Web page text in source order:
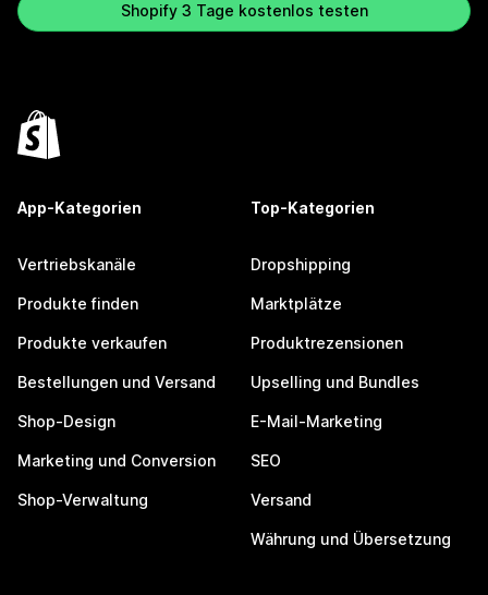
Shopify 3 Tage kostenlos testen
App-Kategorien
Vertriebskanäle
Produkte finden
Produkte verkaufen
Bestellungen und Versand
Shop-Design
Marketing und Conversion
Shop-Verwaltung
Top-Kategorien
Dropshipping
Marktplätze
Produktrezensionen
Upselling und Bundles
E-Mail-Marketing
SEO
Versand
Währung und Übersetzung